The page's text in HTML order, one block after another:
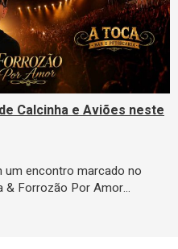
Calcinha e Aviões neste
encontro marcado no
& Forrozão Por Amor…